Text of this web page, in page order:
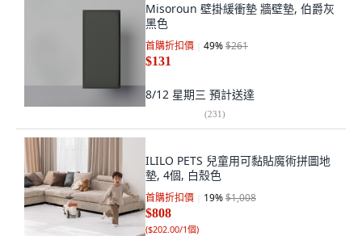
Misoroun 壁掛緩衝墊 牆壁墊, 伯爵灰
黑色
首購折扣價 49%$261
$131
8/12 星期三 預計送達
(231)
ILILO PETS 兒童用可黏貼魔術拼圖地
墊, 4個, 白殼色
首購折扣價 19%$1,008
$808
($202.00/1個)